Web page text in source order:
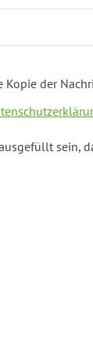
Kopie der
sein,